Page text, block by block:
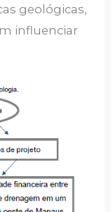
geológicas,
influenciar